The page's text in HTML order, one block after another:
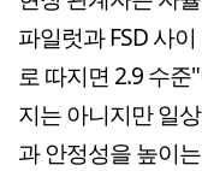
파일럿과 FSD 사
로 따지면 2.9 수
지는 아니지만 일
과 안정성을 높이